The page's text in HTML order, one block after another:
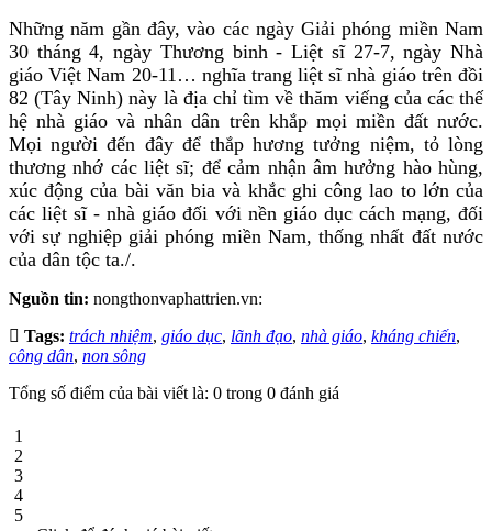
Những năm gần đây, vào các ngày Giải phóng miền Nam
30 tháng 4, ngày Thương binh - Liệt sĩ 27-7, ngày Nhà
giáo Việt Nam 20-11… nghĩa trang liệt sĩ nhà giáo trên đồi
82 (Tây Ninh) này là địa chỉ tìm về thăm viếng của các thế
hệ nhà giáo và nhân dân trên khắp mọi miền đất nước.
Mọi người đến đây để thắp hương tưởng niệm, tỏ lòng
thương nhớ các liệt sĩ; để cảm nhận âm hưởng hào hùng,
xúc động của bài văn bia và khắc ghi công lao to lớn của
các liệt sĩ - nhà giáo đối với nền giáo dục cách mạng, đối
với sự nghiệp giải phóng miền Nam, thống nhất đất nước
của dân tộc ta./.
Nguồn tin: nongthonvaphattrien.vn:
Tags: trách nhiệm, giáo dục, lãnh đạo, nhà giáo, kháng chiến,
công dân, non sông
Tổng số điểm của bài viết là: 0 trong 0 đánh giá
1
2
3
4
5